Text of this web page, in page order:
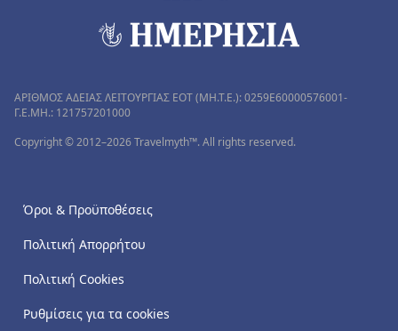
ΑΡΙΘΜΟΣ ΑΔΕΙΑΣ ΛΕΙΤΟΥΡΓΙΑΣ ΕΟΤ (MH.T.E.): 0259Ε60000576001-
Γ.Ε.ΜΗ.: 121757201000
Copyright © 2012–2026 Travelmyth™. All rights reserved.
Όροι & Προϋποθέσεις
Πολιτική Απορρήτου
Πολιτική Cookies
Ρυθμίσεις για τα cookies